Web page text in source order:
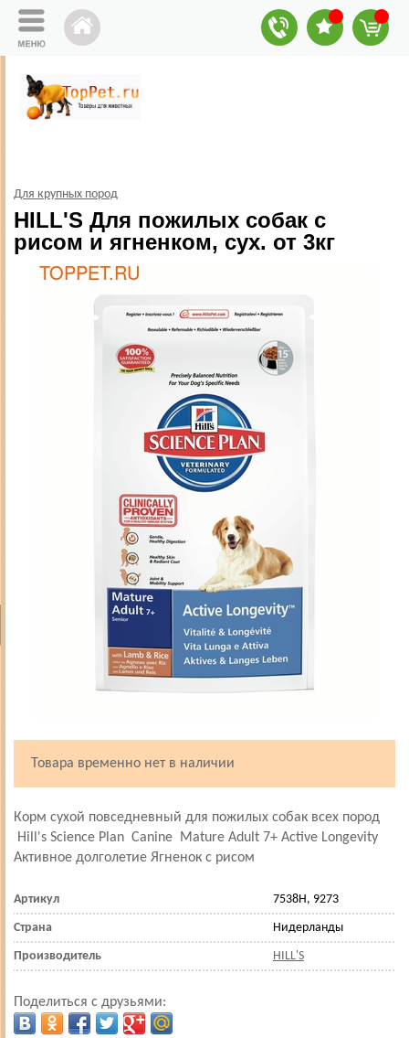
Для крупных пород
HILL'S Для пожилых собак с
рисом и ягненком, сух. от 3кг
Товара временно нет в наличии
Корм сухой повседневный для пожилых собак всех пород
Hill's Science Plan Canine Mature Adult 7+ Active Longevity
Активное долголетие Ягненок с рисом
Артикул 7538H, 9273
Страна Нидерланды
Производитель HILL'S
Поделиться с друзьями: